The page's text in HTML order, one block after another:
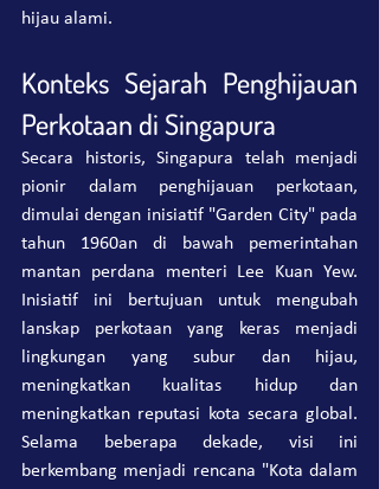
hijau alami.
Konteks Sejarah Penghijauan
Perkotaan di Singapura
Secara historis, Singapura telah menjadi
pionir dalam penghijauan perkotaan,
dimulai dengan inisiatif "Garden City" pada
tahun 1960an di bawah pemerintahan
mantan perdana menteri Lee Kuan Yew.
Inisiatif ini bertujuan untuk mengubah
lanskap perkotaan yang keras menjadi
lingkungan yang subur dan hijau,
meningkatkan kualitas hidup dan
meningkatkan reputasi kota secara global.
Selama beberapa dekade, visi ini
berkembang menjadi rencana "Kota dalam